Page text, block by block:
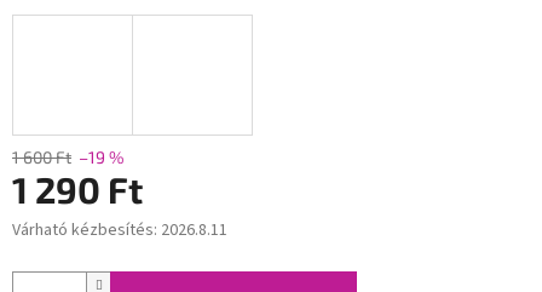
1 600 Ft –19 %
1 290 Ft
Egységár:
Várható kézbesítés: 2026.8.11